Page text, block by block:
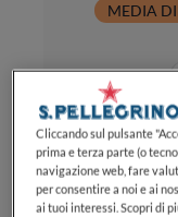
MEDIA
Cliccando sul pulsante
prima e terza parte (o
navigazione web, fare
per consentire a noi e ai
ai tuoi interessi. Scopri di